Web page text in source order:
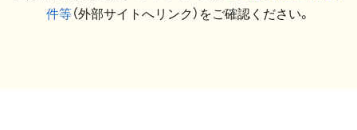
件等（外部サイトへリンク）をご確認ください。